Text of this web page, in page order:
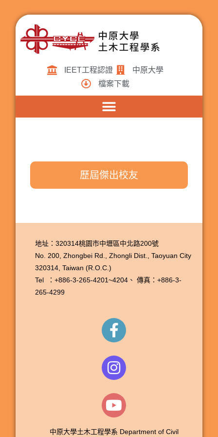
IEET工程認證
中原大學
檔案下載
歷屆傑出校友
地址：320314桃園市中壢區中北路200號
No. 200, Zhongbei Rd., Zhongli Dist., Taoyuan City
320314, Taiwan (R.O.C.)
Tel ：+886-3-265-4201~4204、 傳真：+886-3-
265-4299
中原大學土木工程學系 Department of Civil